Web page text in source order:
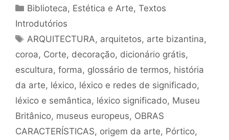
Categorias
Biblioteca, Estética e Arte,Textos
Introdutórios
Tags
ARQUITECTURA, arquitetos, arte bizantina,
coroa, Corte, decoração, dicionário grátis,
escultura, forma, glossário de termos, história
da arte, léxico, léxico e redes de significado,
léxico e semântica, léxico significado, Museu
Britânico, museus europeus, OBRAS
CARACTERÍSTICAS, origem da arte, Pórtico,